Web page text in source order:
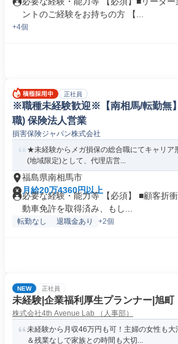
ントのご経験をお持ちの方 【...
+4個
正社員
※職種未経験歓迎※【南相馬/転勤無
職) 保険法人営業
損害保険ジャパン株式会社
★未経験からメガ損保の総合職にてキャリア
(地域限定)として、代理店営...
福島県南相馬市
月給20万4360円以上
必要な経験・能力等 【必須】 ■顧客折
動車免許を取得済み、もし...
転勤なし 退職金あり +2個
NEW 正社員
未経験|企業福利厚生プランナー|旭町
株式会社4th Avenue Lab （人事部）
未経験から月収46万円も可！主婦の女性も
＆残業なしで家族との時間も大切...